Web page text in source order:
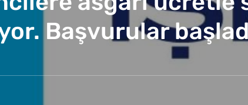
Başvurular